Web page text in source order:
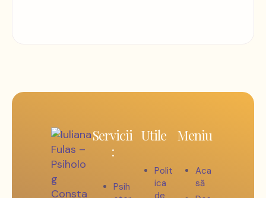
Servicii
:
Psih
Utile
Polit
ica
de
Meniu
Aca
să